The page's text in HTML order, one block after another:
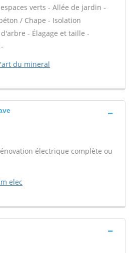
verts - Allée de jardin -
/ Chape - Isolation
- Élagage et taille -
du mineral
électrique complète ou
elec